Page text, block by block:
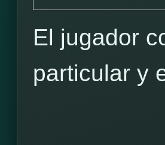
El jugador
particular y